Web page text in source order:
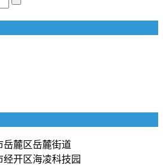
岳麓区岳麓街道
开区海凌科技园